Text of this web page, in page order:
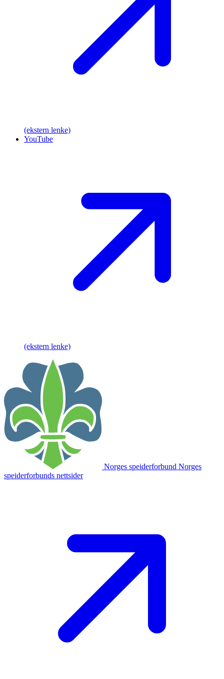
(ekstern lenke)
YouTube
(ekstern lenke)
Norges speiderforbund Norges
speiderforbunds nettsider